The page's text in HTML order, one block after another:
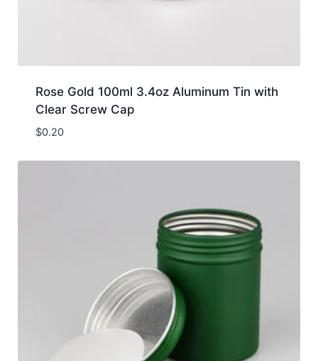
Rose Gold 100ml 3.4oz Aluminum Tin with
Clear Screw Cap
$0.20